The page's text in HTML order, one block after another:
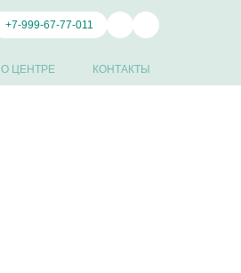
О ЦЕНТРЕ КОНТАКТЫ
+7-999-67-77-011